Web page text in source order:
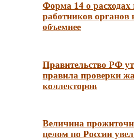
Форма 14 о расходах
работников органов
объемнее
Правительство РФ
правила проверки
коллекторов
Величина
целом по России